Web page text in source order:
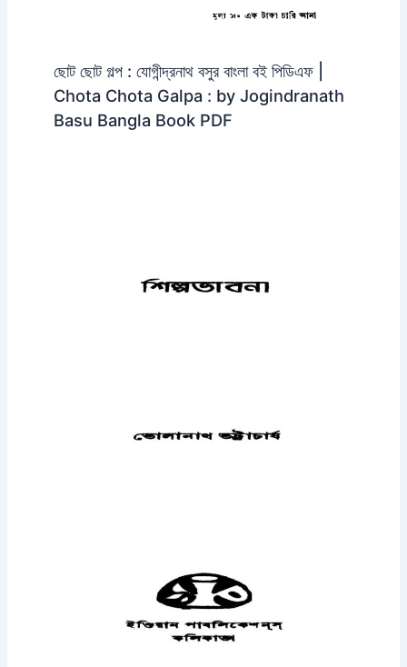
ছোট ছোট গল্প : যোগীন্দ্রনাথ বসুর বাংলা বই পিডিএফ |
Chota Chota Galpa : by Jogindranath
Basu Bangla Book PDF